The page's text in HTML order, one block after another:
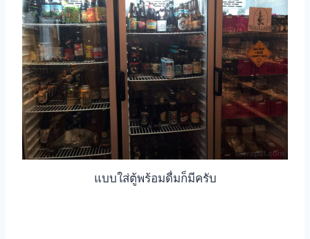
แบบใส่ตู้พร้อมดื่มก็มีครับ